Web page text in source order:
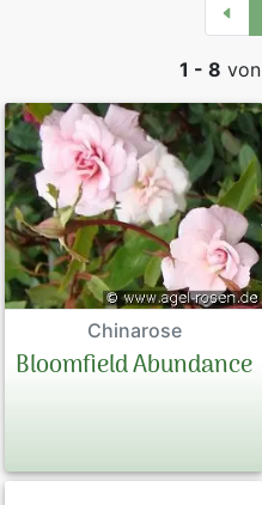
1 - 8 von
Chinarose
Bloomfield Abundance